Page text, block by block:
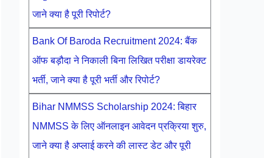
जाने क्या है पूरी रिपोर्ट?
Bank Of Baroda Recruitment 2024: बैंक
ऑफ बड़ौदा ने निकाली बिना लिखित परीक्षा डायरेक्ट
भर्ती, जाने क्या है पूरी भर्ती और रिपोर्ट?
Bihar NMMSS Scholarship 2024: बिहार
NMMSS के लिए ऑनलाइन आवेदन प्रक्रिया शुरु,
जाने क्या है अप्लाई करने की लास्ट डेट और पूरी